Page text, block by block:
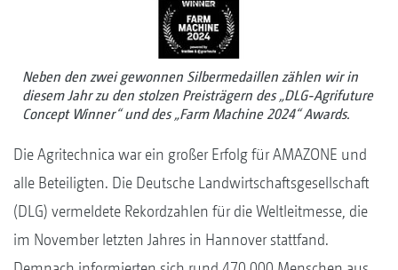
Neben den zwei gewonnen Silbermedaillen zählen wir in
diesem Jahr zu den stolzen Preisträgern des „DLG-Agrifuture
Concept Winner“ und des „Farm Machine 2024“ Awards.
Die Agritechnica war ein großer Erfolg für AMAZONE und
alle Beteiligten. Die Deutsche Landwirtschaftsgesellschaft
(DLG) vermeldete Rekordzahlen für die Weltleitmesse, die
im November letzten Jahres in Hannover stattfand.